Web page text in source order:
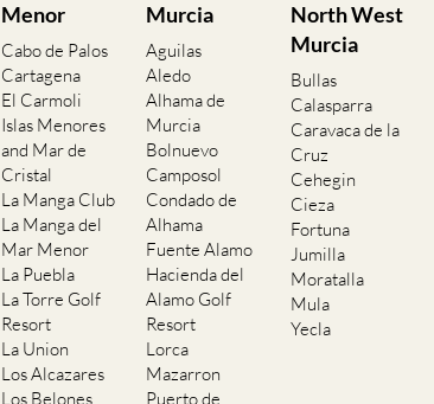
Menor
Cabo de Palos
Cartagena
El Carmoli
Islas Menores
and Mar de
Cristal
La Manga Club
La Manga del
Mar Menor
La Puebla
La Torre Golf
Resort
La Union
Los Alcazares
Los Belones
Murcia
Aguilas
Aledo
Alhama de
Murcia
Bolnuevo
Camposol
Condado de
Alhama
Fuente Alamo
Hacienda del
Alamo Golf
Resort
Lorca
Mazarron
Puerto de
North West
Murcia
Bullas
Calasparra
Caravaca de la
Cruz
Cehegin
Cieza
Fortuna
Jumilla
Moratalla
Mula
Yecla